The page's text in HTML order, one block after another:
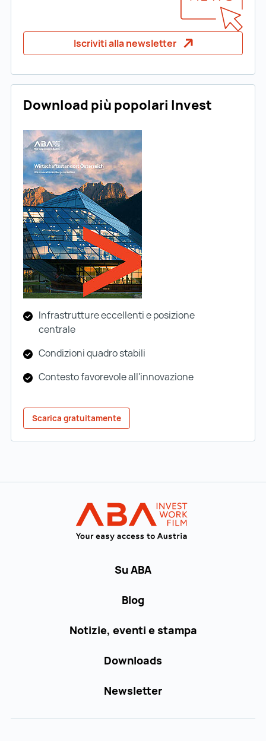
Iscriviti alla newsletter
Download più popolari Invest
Infrastrutture eccellenti e posizione
centrale
Condizioni quadro stabili
Contesto favorevole all'innovazione
Scarica gratuitamente
Su ABA
Blog
Notizie, eventi e stampa
Downloads
Newsletter